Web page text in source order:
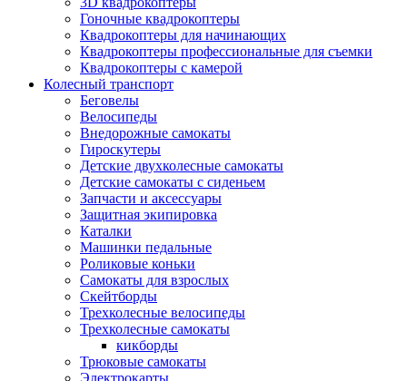
Гоночные квадрокоптеры
Квадрокоптеры для начинающих
Квадрокоптеры профессиональные для съемки
Квадрокоптеры с камерой
Колесный транспорт
Беговелы
Велосипеды
Внедорожные самокаты
Гироскутеры
Детские двухколесные самокаты
Детские самокаты с сиденьем
Запчасти и аксессуары
Защитная экипировка
Каталки
Машинки педальные
Роликовые коньки
Самокаты для взрослых
Скейтборды
Трехколесные велосипеды
Трехколесные самокаты
кикборды
Трюковые самокаты
Электрокарты